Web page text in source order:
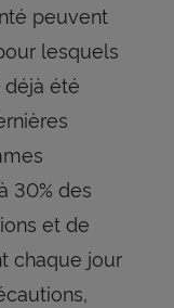
peuvent
lesquels
été
30% des
et de
chaque jour